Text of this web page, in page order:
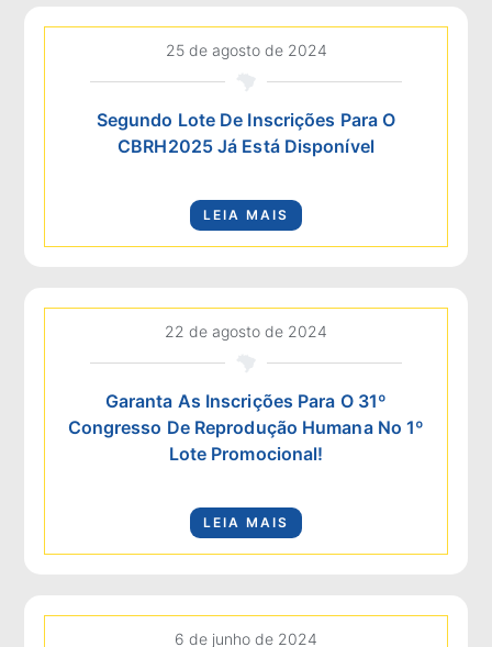
25 de agosto de 2024
Segundo Lote De Inscrições Para O
CBRH2025 Já Está Disponível
LEIA MAIS
22 de agosto de 2024
Garanta As Inscrições Para O 31º
Congresso De Reprodução Humana No 1º
Lote Promocional!
LEIA MAIS
6 de junho de 2024